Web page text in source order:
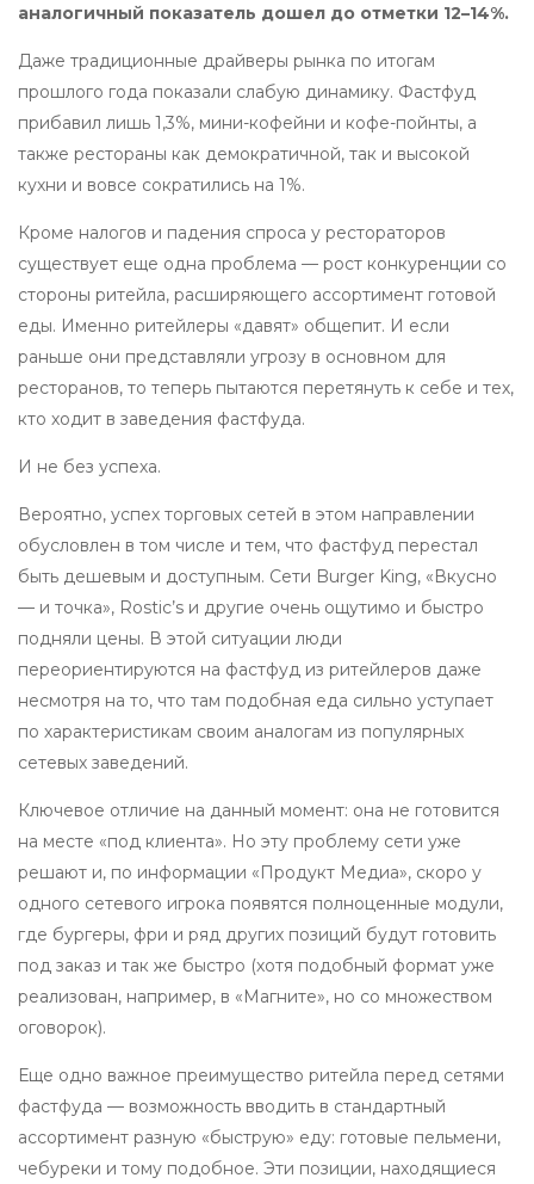
аналогичный показатель дошел до отметки 12–14%.
Даже традиционные драйверы рынка по итогам
прошлого года показали слабую динамику. Фастфуд
прибавил лишь 1,3%, мини-кофейни и кофе-пойнты, а
также рестораны как демократичной, так и высокой
кухни и вовсе сократились на 1%.
Кроме налогов и падения спроса у рестораторов
существует еще одна проблема — рост конкуренции со
стороны ритейла, расширяющего ассортимент готовой
еды. Именно ритейлеры «давят» общепит. И если
раньше они представляли угрозу в основном для
ресторанов, то теперь пытаются перетянуть к себе и тех,
кто ходит в заведения фастфуда.
И не без успеха.
Вероятно, успех торговых сетей в этом направлении
обусловлен в том числе и тем, что фастфуд перестал
быть дешевым и доступным. Сети Burger King, «Вкусно
— и точка», Rostic’s и другие очень ощутимо и быстро
подняли цены. В этой ситуации люди
переориентируются на фастфуд из ритейлеров даже
несмотря на то, что там подобная еда сильно уступает
по характеристикам своим аналогам из популярных
сетевых заведений.
Ключевое отличие на данный момент: она не готовится
на месте «под клиента». Но эту проблему сети уже
решают и, по информации «Продукт Медиа», скоро у
одного сетевого игрока появятся полноценные модули,
где бургеры, фри и ряд других позиций будут готовить
под заказ и так же быстро (хотя подобный формат уже
реализован, например, в «Магните», но со множеством
оговорок).
Еще одно важное преимущество ритейла перед сетями
фастфуда — возможность вводить в стандартный
ассортимент разную «быструю» еду: готовые пельмени,
чебуреки и тому подобное. Эти позиции, находящиеся